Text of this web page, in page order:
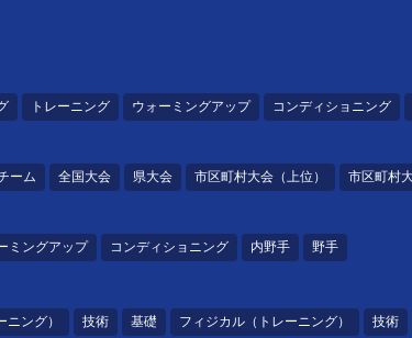
トレーニング ウォーミングアップ コンディショニング
ーム 全国大会 県大会 市区町村大会（上位） 市区町村
ミングアップ コンディショニング 内野手 野手
ング） 技術 基礎 フィジカル（トレーニング） 技術